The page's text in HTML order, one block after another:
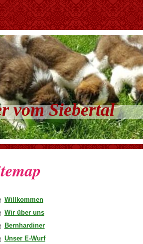
vom Siebertal
Willkommen
Wir über uns
Bernhardiner
Unser E-Wurf